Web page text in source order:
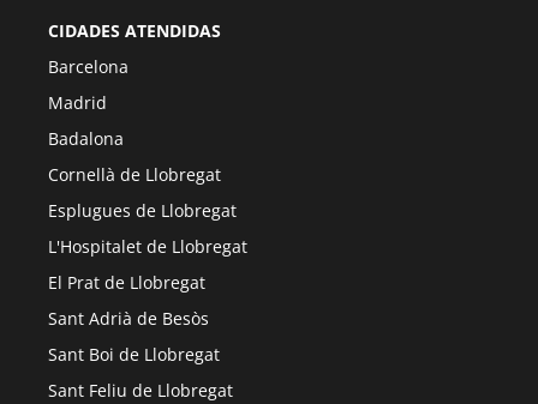
CIDADES ATENDIDAS
Barcelona
Madrid
Badalona
Cornellà de Llobregat
Esplugues de Llobregat
L'Hospitalet de Llobregat
El Prat de Llobregat
Sant Adrià de Besòs
Sant Boi de Llobregat
Sant Feliu de Llobregat